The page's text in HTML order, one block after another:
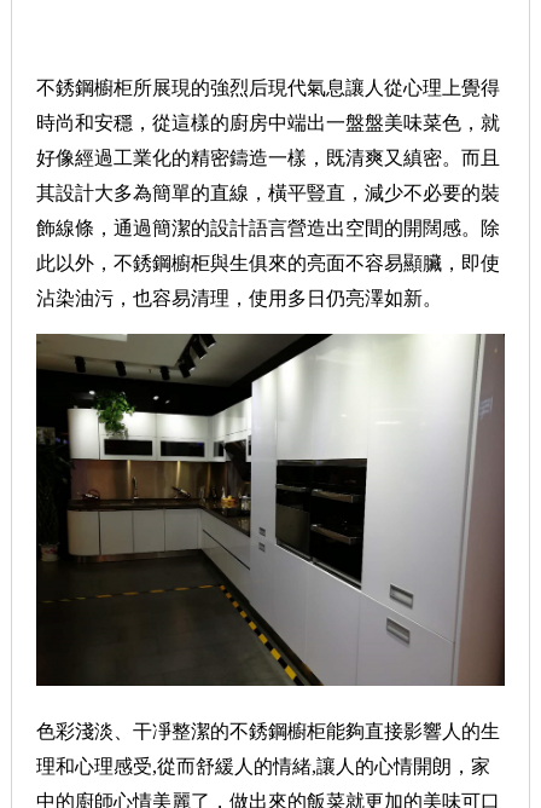
不銹鋼櫥柜所展現的強烈后現代氣息讓人從心理上覺得
時尚和安穩，從這樣的廚房中端出一盤盤美味菜色，就
好像經過工業化的精密鑄造一樣，既清爽又縝密。而且
其設計大多為簡單的直線，橫平豎直，減少不必要的裝
飾線條，通過簡潔的設計語言營造出空間的開闊感。除
此以外，不銹鋼櫥柜與生俱來的亮面不容易顯臟，即使
沾染油污，也容易清理，使用多日仍亮澤如新。
色彩淺淡、干凈整潔的不銹鋼櫥柜能夠直接影響人的生
理和心理感受,從而舒緩人的情緒,讓人的心情開朗，家
中的廚師心情美麗了，做出來的飯菜就更加的美味可口